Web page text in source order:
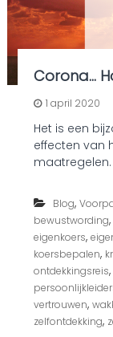
Corona…
1 april 2020
Het is een
effecten van
maatregelen.
Blog,
bewustwording,
eigenkoers,
koersbepalen,
ontdekkingsreis,
vertrouwen,
zelfontdekking,